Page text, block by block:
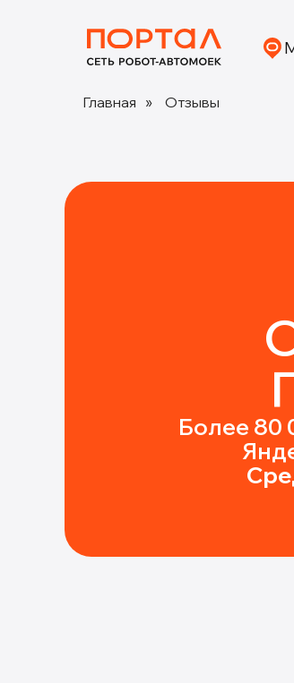
Главная » Отзывы
Более 80